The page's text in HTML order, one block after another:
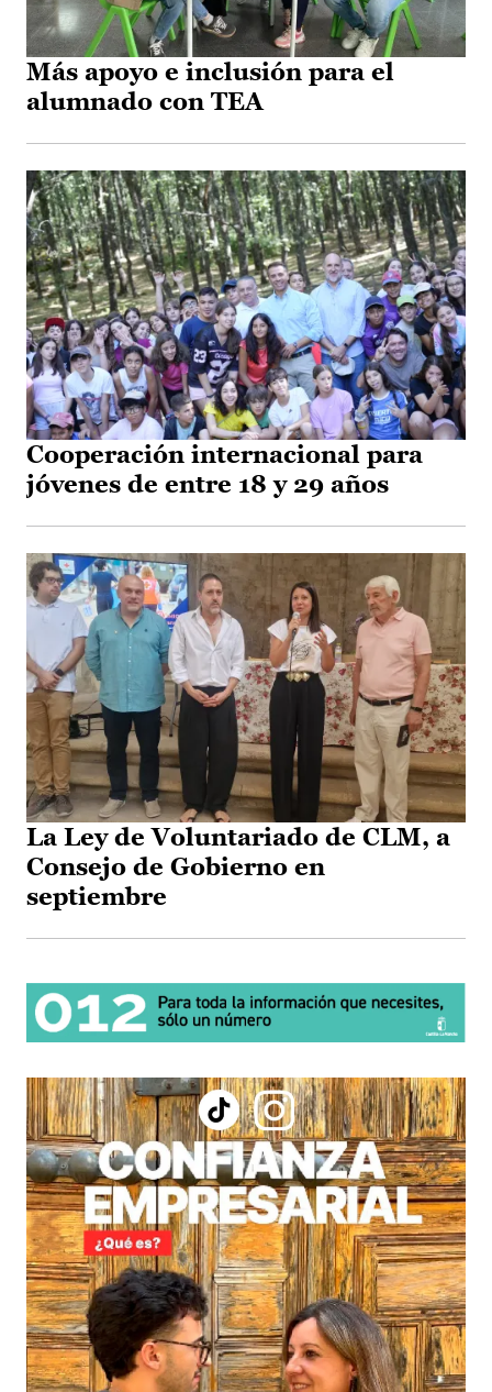
Más apoyo e inclusión para el
alumnado con TEA
Cooperación internacional para
jóvenes de entre 18 y 29 años
La Ley de Voluntariado de CLM, a
Consejo de Gobierno en
septiembre